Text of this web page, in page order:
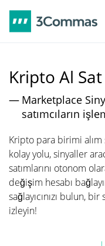
Kripto Al
Marketplace
satımcıların
Kripto para birimi alım
kolay yolu, sinyaller
satımlarını otonom
değişim hesabı
sağlayıcınızı bulun,
izleyin!